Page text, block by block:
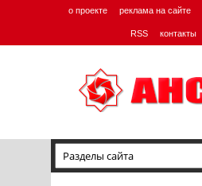
о проекте реклама на сайте
RSS контакты